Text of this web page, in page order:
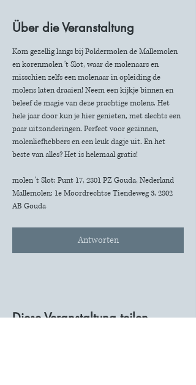
Über die Veranstaltung
Kom gezellig langs bij Poldermolen de Mallemolen
en korenmolen 't Slot, waar de molenaars en
misschien zelfs een molenaar in opleiding de
molens laten draaien! Neem een kijkje binnen en
beleef de magie van deze prachtige molens. Het
hele jaar door kun je hier genieten, met slechts een
paar uitzonderingen. Perfect voor gezinnen,
molenliefhebbers en een leuk dagje uit. En het
beste van alles? Het is helemaal gratis!
molen 't Slot: Punt 17, 2801 PZ Gouda, Nederland
Mallemolen: 1e Moordrechtse Tiendeweg 3, 2802
AB Gouda
Antworten
Diese Veranstaltung teilen